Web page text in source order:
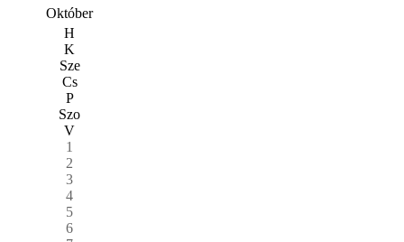
Október
H
K
Sze
Cs
P
Szo
V
1
2
3
4
5
6